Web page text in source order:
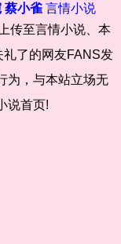
蔡小雀 言情小说
传至言情小说、本
了的网友FANS发
为，与本站立场无
说首页!